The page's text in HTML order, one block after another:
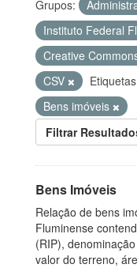
Grupos:
Instituto Federal
Creative
CSV
Bens imóveis
Filtrar
Bens Imóveis
Relação de bens
Fluminense
(RIP),
valor do terreno,